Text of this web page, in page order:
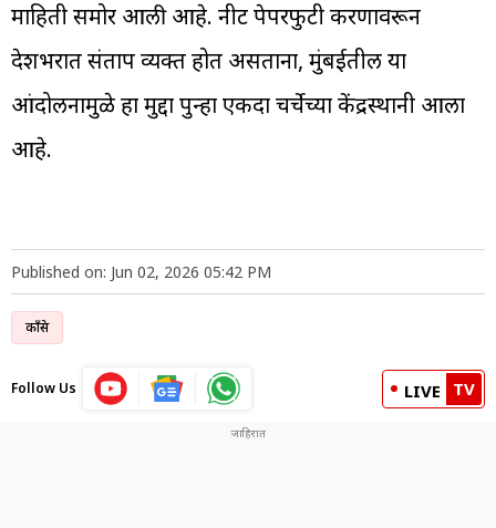
माहिती समोर आली आहे. नीट पेपरफुटी प्रकरणावरून
देशभरात संताप व्यक्त होत असताना, मुंबईतील या
आंदोलनामुळे हा मुद्दा पुन्हा एकदा चर्चेच्या केंद्रस्थानी आला
आहे.
Published on: Jun 02, 2026 05:42 PM
काँग्रेस
Follow Us LIVE TV